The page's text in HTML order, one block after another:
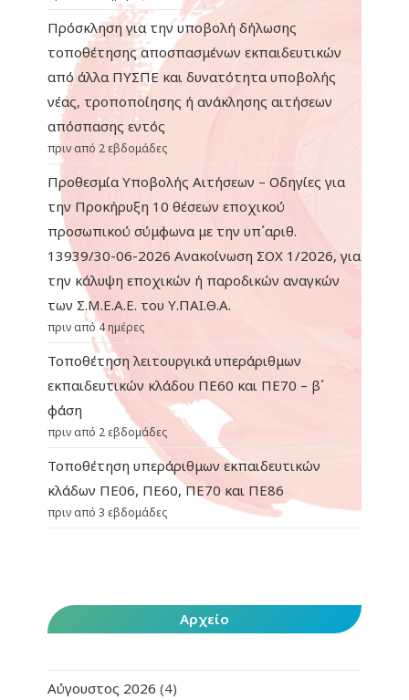
Πρόσκληση για την υποβολή δήλωσης
τοποθέτησης αποσπασμένων εκπαιδευτικών
από άλλα ΠΥΣΠΕ και δυνατότητα υποβολής
νέας, τροποποίησης ή ανάκλησης αιτήσεων
απόσπασης εντός
πριν από 2 εβδομάδες
Προθεσμία Υποβολής Αιτήσεων – Οδηγίες για
την Προκήρυξη 10 θέσεων εποχικού
προσωπικού σύμφωνα με την υπ΄αριθ.
13939/30-06-2026 Ανακοίνωση ΣΟΧ 1/2026, για
την κάλυψη εποχικών ή παροδικών αναγκών
των Σ.Μ.Ε.Α.Ε. του Υ.ΠΑΙ.Θ.Α.
πριν από 4 ημέρες
Τοποθέτηση λειτουργικά υπεράριθμων
εκπαιδευτικών κλάδου ΠΕ60 και ΠΕ70 – β΄
φάση
πριν από 2 εβδομάδες
Τοποθέτηση υπεράριθμων εκπαιδευτικών
κλάδων ΠΕ06, ΠΕ60, ΠΕ70 και ΠΕ86
πριν από 3 εβδομάδες
Αρχείο
Αύγουστος 2026 (4)